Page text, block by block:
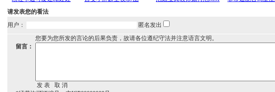
请发表您的看法
用户：
匿名发出
您要为您所发的言论的后果负责，故请各位遵纪守法并注意语言文明。
留言：